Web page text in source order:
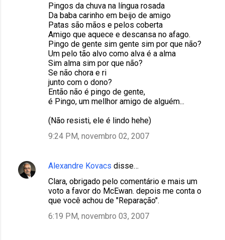
Pingos da chuva na língua rosada
Da baba carinho em beijo de amigo
Patas são mãos e pelos coberta
Amigo que aquece e descansa no afago.
Pingo de gente sim gente sim por que não?
Um pelo tão alvo como alva é a alma
Sim alma sim por que não?
Se não chora e ri
junto com o dono?
Então não é pingo de gente,
é Pingo, um mellhor amigo de alguém...
(Não resisti, ele é lindo hehe)
9:24 PM, novembro 02, 2007
Alexandre Kovacs disse…
Clara, obrigado pelo comentário e mais um
voto a favor do McEwan. depois me conta o
que você achou de "Reparação".
6:19 PM, novembro 03, 2007